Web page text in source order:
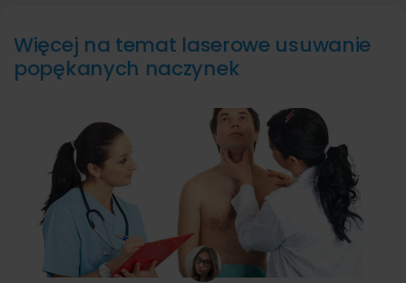
Więcej na temat laserowe usuwanie
popękanych naczynek